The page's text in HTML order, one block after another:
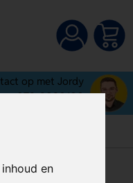
en
op met Jordy
072-3030100